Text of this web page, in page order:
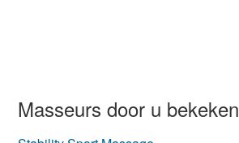
Masseurs door u bekeken